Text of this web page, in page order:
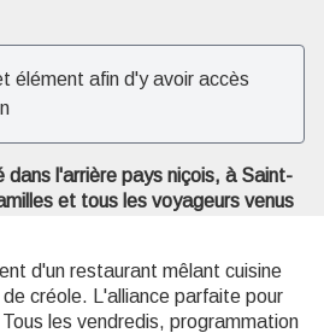
élément afin d'y avoir accès
dans l'arrière pays niçois, à Saint-
et tous les voyageurs venus
d'un restaurant mêlant cuisine
créole. L'alliance parfaite pour
les vendredis, programmation